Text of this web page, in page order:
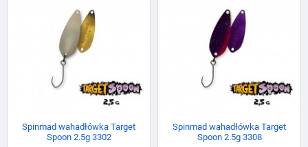
Spinmad wahadłówka Target
Spoon 2.5g 3302
Spinmad wahadłówka Target
Spoon 2.5g 3308